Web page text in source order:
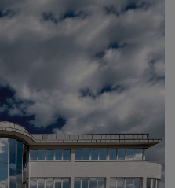
personalisierter
"Externe